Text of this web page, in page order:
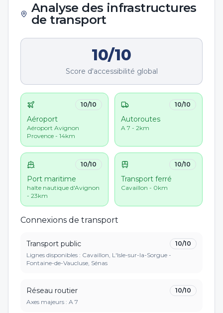
Analyse des infrastructures
de transport
10/10
Score d'accessibilité global
10/10
Aéroport
Aéroport Avignon
Provence - 14km
10/10
Autoroutes
A 7 - 2km
10/10
Port maritime
halte nautique d'Avignon
- 23km
10/10
Transport ferré
Cavaillon - 0km
Connexions de transport
Transport public 10/10
Lignes disponibles : Cavaillon, L'Isle-sur-la-Sorgue -
Fontaine-de-Vaucluse, Sénas
Réseau routier 10/10
Axes majeurs : A 7